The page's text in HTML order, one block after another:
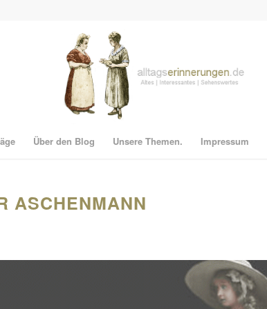
Über den Blog Unsere Themen. Impressum
ASCHENMANN